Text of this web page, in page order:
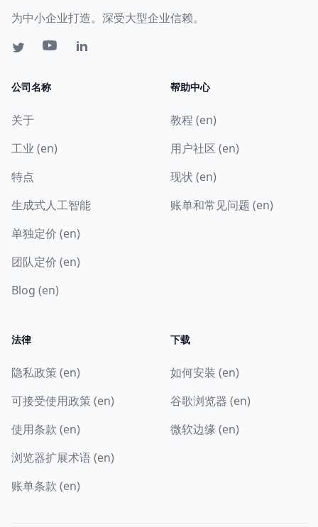
为中小企业打造。深受大型企业信赖。
公司名称
关于
工业 (en)
特点
生成式人工智能
单独定价 (en)
团队定价 (en)
Blog (en)
帮助中心
教程 (en)
用户社区 (en)
现状 (en)
账单和常见问题 (en)
法律
隐私政策 (en)
可接受使用政策 (en)
使用条款 (en)
浏览器扩展术语 (en)
账单条款 (en)
下载
如何安装 (en)
谷歌浏览器 (en)
微软边缘 (en)